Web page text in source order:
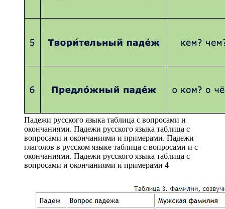
Падежи русского языка таблица с вопросами и
окончаниями. Падежи русского языка таблица с
вопросами и окончаниями и примерами. Падежи
глаголов в русском языке таблица с вопросами и с
окончаниями. Падежи русского языка таблица с
вопросами и окончаниями и примерами 4